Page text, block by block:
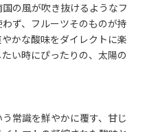
の風が吹き抜けるようなフ
ず、フルーツそのものが持
かな酸味をダイレクトに楽
い時にぴったりの、太陽の
常識を鮮やかに覆す、甘じ